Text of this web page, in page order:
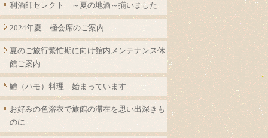
利酒師セレクト ～夏の地酒～揃いました
2024年夏 極会席のご案内
夏のご旅行繁忙期に向け館内メンテナンス休
館ご案内
鱧（ハモ）料理 始まっています
お好みの色浴衣で旅館の滞在を思い出深きも
のに